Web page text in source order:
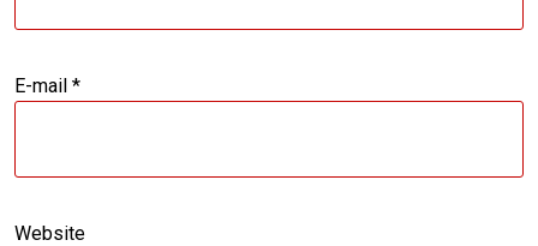
E-mail *
Website